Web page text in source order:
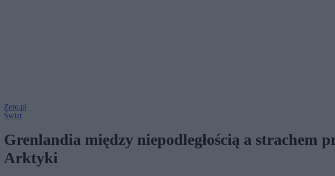
Zero.pl
Świat
Grenlandia między niepodległością a strachem
Arktyki